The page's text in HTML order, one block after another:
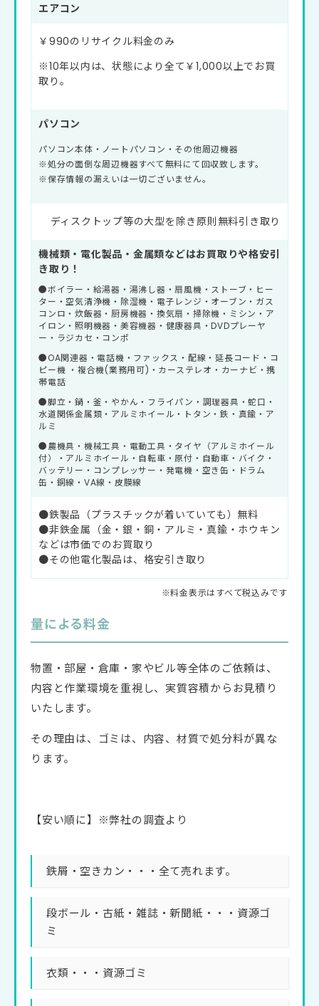
エアコン
￥990のリサイクル料金のみ
※10年以内は、状態により全て￥1,000以上でお買
取り。
パソコン
パソコン本体・ノートパソコン・その他周辺機器
※処分の面倒な周辺機器すべて無料にて回収致します。
※保存情報の漏えいは一切ございません。
ディスクトップ等の大型を除き原則無料引き取り
機械類・電化製品・金属類などはお買取りや格安引
き取り！
●ボイラー・給湯器・湯沸し器・扇風機・ストーブ・ヒー
ター・空気清浄機・除湿機・電子レンジ・オーブン・ガス
コンロ・炊飯器・厨房機器・換気扇・掃除機・ミシン・ア
イロン・照明機器・美容機器・健康器具・DVDプレーヤ
ー・ラジカセ・コンポ
●OA関連器・電話機・ファックス・配線・延長コード・コ
ピー機 ・複合機(業務用可)・カーステレオ・カーナビ・携
帯電話
●脚立・鍋・釜・やかん・フライパン・調理器具・蛇口・
水道関係金属類・アルミホイール・トタン・鉄・真鍮・ア
ルミ
●農機具・機械工具・電動工具・タイヤ（アルミホイール
付）・アルミホイール・自転車・原付・自動車・バイク・
バッテリー・コンプレッサー・発電機・空き缶・ドラム
缶・銅線・VA線・皮膜線
●鉄製品（プラスチックが着いていても）無料
●非鉄金属（金・銀・銅・アルミ・真鍮・ホウキン
などは市価でのお買取り
●その他電化製品は、格安引き取り
量による料金
物置・部屋・倉庫・家やビル等全体のご依頼は、
内容と作業環境を重視し、実質容積からお見積り
いたします。
その理由は、ゴミは、内容、材質で処分料が異な
ります。
【安い順に】※弊社の調査より
鉄屑・空きカン・・・全て売れます。
段ボール・古紙・雑誌・新聞紙・・・資源ゴ
ミ
衣類・・・資源ゴミ